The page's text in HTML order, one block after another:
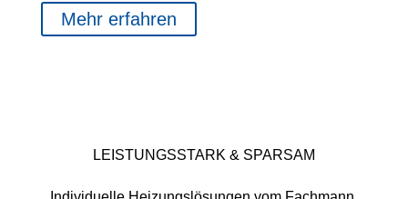
Mehr erfahren
LEISTUNGSSTARK & SPARSAM